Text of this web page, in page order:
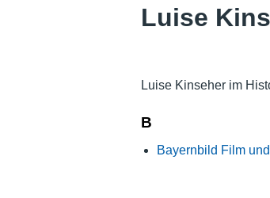
Luise
Luise Kinseher im
B
Bayernbild Film